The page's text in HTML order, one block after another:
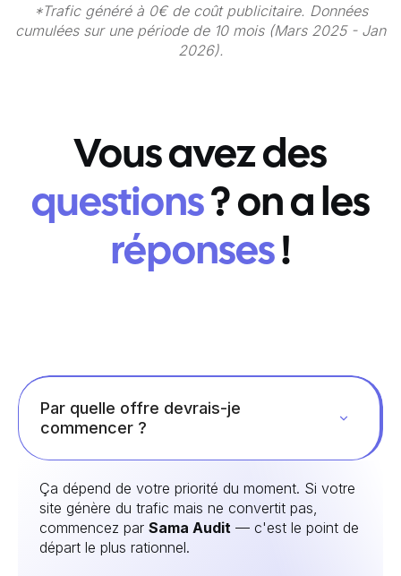
*Trafic généré à 0€ de coût publicitaire. Données
cumulées sur une période de 10 mois (Mars 2025 - Jan
2026).
Vous avez des
questions? on a les
réponses!
Par quelle offre devrais-je
commencer ?
Ça dépend de votre priorité du moment. Si votre
site génère du trafic mais ne convertit pas,
commencez par Sama Audit — c'est le point de
départ le plus rationnel.